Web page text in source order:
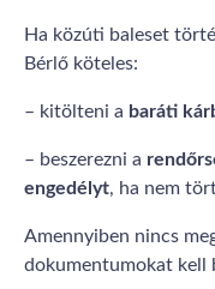
Ha közúti baleset
Bérlő köteles:
– kitölteni a baráti
– beszerezni a
engedélyt, ha nem
Amennyiben nincs
dokumentumokat kell